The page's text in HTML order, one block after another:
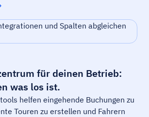
für deinen Betrieb:
was los ist.
helfen eingehende Buchungen zu
Touren zu erstellen und Fahrern